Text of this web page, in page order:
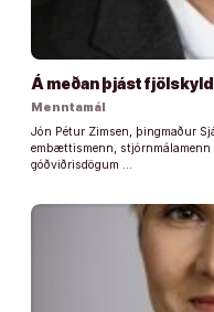
Á meðan þjást
Menntamál
Jón Pétur Zimsen, þingmaður
embættismenn, stjórnmálamenn
góðviðrisdögum …